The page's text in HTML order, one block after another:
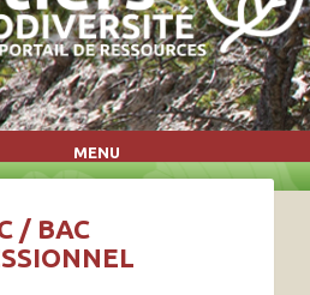
MENU
/ BAC